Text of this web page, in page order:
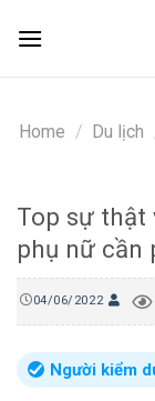
Home / Du lịch
Top sự thật
phụ nữ cần
04/06/2022
Người kiểm